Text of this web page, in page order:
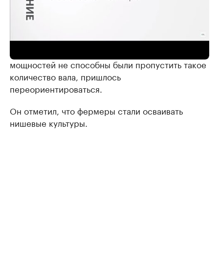
По словам спикера, в логистике тоже были
мощностей не способны были пропустить такое
количество вала, пришлось
переориентироваться.
Он отметил, что фермеры стали осваивать
нишевые культуры.